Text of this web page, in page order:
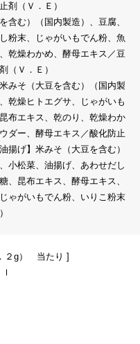
剤（Ｖ．Ｅ）
含む）（国内製造）、豆腐、
粉末、じゃがいもでん粉、魚
乾燥わかめ、酵母エキス／豆
（Ｖ．Ｅ）
みそ（大豆を含む）（国内製
乾燥ヒトエグサ、じゃがいも
布エキス、乾のり、乾燥わか
ダー、酵母エキス／酸化防止
揚げ】米みそ（大豆を含む）
小松菜、油揚げ、あわせだし
、昆布エキス、酵母エキス、
ゃがいもでん粉、いりこ粉末
２g） 当たり ]